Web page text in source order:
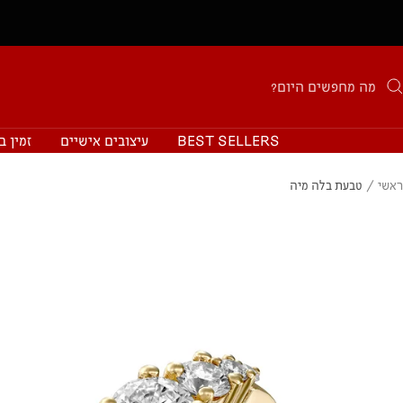
BEST SELLERS עיצובים אישיים זמין
ראשי טבעת בלה מיה